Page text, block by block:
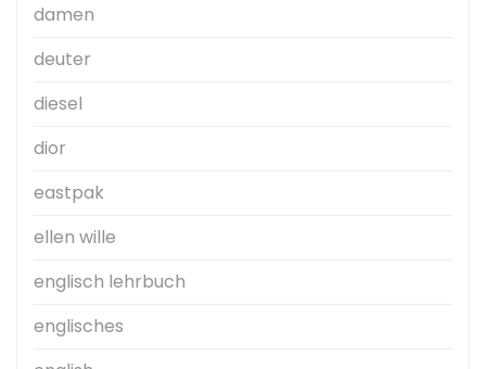
damen
deuter
diesel
dior
eastpak
ellen wille
englisch lehrbuch
englisches